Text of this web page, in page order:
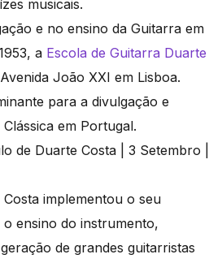
musicais.
e no ensino da Guitarra em
a Escola de Guitarra Duarte
João XXI em Lisboa.
para a divulgação e
em Portugal.
implementou o seu
ensino do instrumento,
de grandes guitarristas